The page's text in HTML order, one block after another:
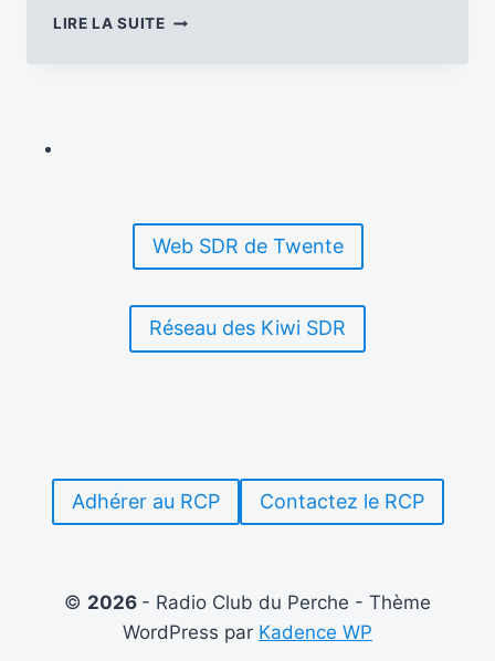
LIRE LA SUITEANTENNES
MAI
–
JUIN
EST
Web SDR de Twente
Réseau des Kiwi SDR
Adhérer au RCP Contactez le RCP
© 2026 - Radio Club du Perche - Thème
WordPress par Kadence WP